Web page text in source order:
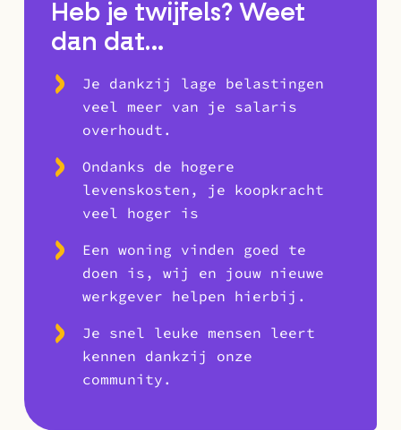
Heb je twijfels? Weet
dan dat…
Je dankzij lage belastingen
veel meer van je salaris
overhoudt.
Ondanks de hogere
levenskosten, je koopkracht
veel hoger is
Een woning vinden goed te
doen is, wij en jouw nieuwe
werkgever helpen hierbij.
Je snel leuke mensen leert
kennen dankzij onze
community.